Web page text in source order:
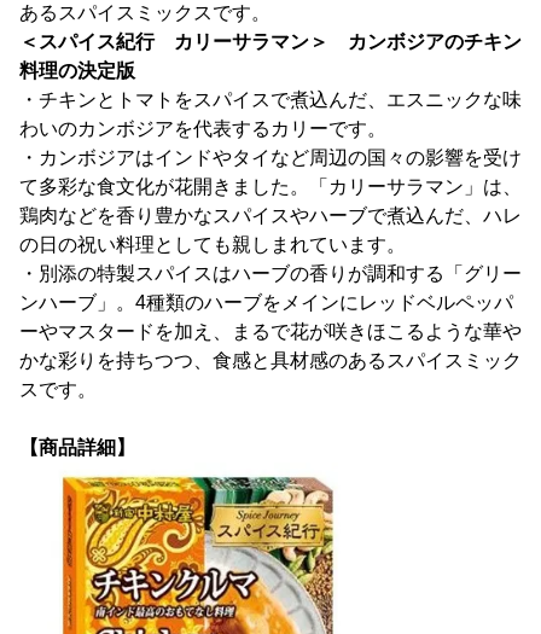
あるスパイスミックスです。
＜スパイス紀行 カリーサラマン＞ カンボジアのチキン
料理の決定版
・チキンとトマトをスパイスで煮込んだ、エスニックな味
わいのカンボジアを代表するカリーです。
・カンボジアはインドやタイなど周辺の国々の影響を受け
て多彩な食文化が花開きました。「カリーサラマン」は、
鶏肉などを香り豊かなスパイスやハーブで煮込んだ、ハレ
の日の祝い料理としても親しまれています。
・別添の特製スパイスはハーブの香りが調和する「グリー
ンハーブ」。4種類のハーブをメインにレッドベルペッパ
ーやマスタードを加え、まるで花が咲きほこるような華や
かな彩りを持ちつつ、食感と具材感のあるスパイスミック
スです。
【商品詳細】